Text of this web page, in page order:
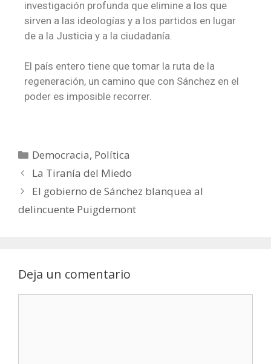
investigación profunda que elimine a los que
sirven a las ideologías y a los partidos en lugar
de a la Justicia y a la ciudadanía.
El país entero tiene que tomar la ruta de la
regeneración, un camino que con Sánchez en el
poder es imposible recorrer.
Democracia, Política
La Tiranía del Miedo
El gobierno de Sánchez blanquea al
delincuente Puigdemont
Deja un comentario